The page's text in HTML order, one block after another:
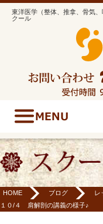
東洋医学（整体、推拿、骨気
クール
HOME ブログ
レ
１０/４ 肩解剖の講義の様子♪